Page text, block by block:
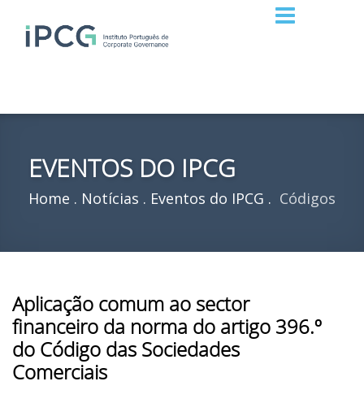
EVENTOS DO IPCG
Home Notícias Eventos do IPCG Códigos
Aplicação comum ao sector
financeiro da norma do artigo 396.º
do Código das Sociedades
Comerciais